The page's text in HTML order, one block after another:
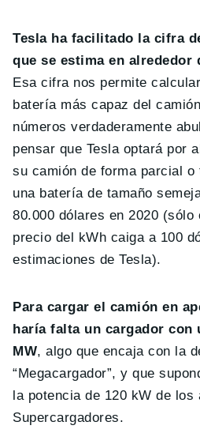
Tesla ha facilitado la cifra
que se estima en alrededor
Esa cifra nos permite
batería más capaz del
números verdaderamente
pensar que Tesla optará por
su camión de forma parcial
una batería de tamaño
80.000 dólares en 2020 (sólo
precio del kWh caiga a 100
estimaciones de Tesla).
Para cargar el camión en
haría falta un cargador con
MW, algo que encaja con la
“Megacargador”, y que
la potencia de 120 kW de los
Supercargadores.